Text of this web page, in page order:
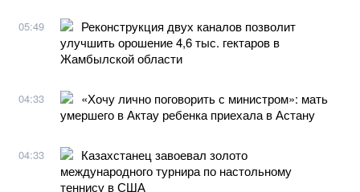
05:49
Реконструкция двух каналов позволит
улучшить орошение 4,6 тыс. гектаров в
Жамбылской области
04:33
«Хочу лично поговорить с министром»: мать
умершего в Актау ребенка приехала в Астану
04:33
Казахстанец завоевал золото
международного турнира по настольному
теннису в США